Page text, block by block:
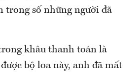
trong số những người đã
khâu thanh toán là
bộ loa này, anh đã mất